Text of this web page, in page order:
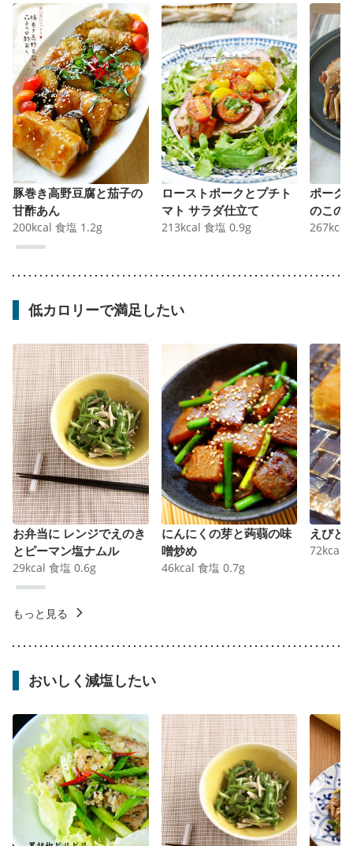
豚巻き高野豆腐と茄子の
甘酢あん
200kcal 食塩 1.2g
ローストポークとプチト
マト サラダ仕立て
213kcal 食塩 0.9g
ポーク
のこの
267kcal
低カロリーで満足したい
お弁当に レンジでえのき
とピーマン塩ナムル
29kcal 食塩 0.6g
にんにくの芽と蒟蒻の味
噌炒め
46kcal 食塩 0.7g
えびと
72kcal
もっと見る
おいしく減塩したい